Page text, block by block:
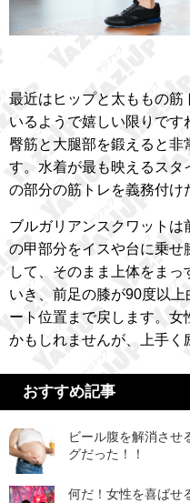
最近はヒップと太ももの筋
いるようで嬉しい限りで
臀筋と大腿部を鍛えると非
す。水着が最も映えるスタ
の部分の筋トレを義務付け
ブルガリアンスクワットは
の甲部分をイスや台に乗せ
して、そのまま上体をま
いき、前足の膝が90度以
ート位置まで戻します。女
かもしれませんが、上手く
おすすめ記事
ビール腹を解消させ
グだった！！
何だ！女性を喜ばせ